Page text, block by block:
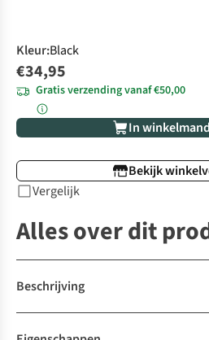
Kleur:Black
€34,95
Gratis verzending vanaf €50,00
In winkelmand
Bekijk
Vergelijk
Alles over dit
Beschrijving